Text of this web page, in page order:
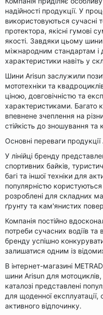
надійності продукції. У
використовуються сучасні
протектора, якісні гумові
якості. Завдяки цьому шини
міжнародним стандартам і
характеристики навіть у
Шини Arisun заслужили
мототехніки та
ціною, довговічністю та
характеристиками. Багато
впевнене зчеплення на
стійкість до зношування
Основні переваги продукції
У лінійці бренду
спортивних байків,
багі та іншої техніки для
популярністю
розроблені для складних
ґрунту та кам'янистих
Компанія постійно
потреби сучасних водіїв
бренду успішно
залишатися одним із
В інтернет-магазині
шини Arisun для мотоциклів,
каталозі представлені
для щоденної
активного відпочинку.